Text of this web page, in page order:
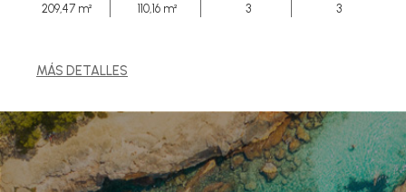
209,47 m² 110,16 m² 3 3
MÁS DETALLES